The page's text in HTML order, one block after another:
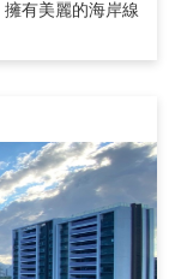
擁有美麗的海岸線